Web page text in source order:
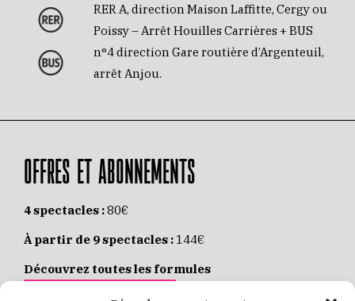
RER A, direction Maison Laffitte, Cergy ou
Poissy – Arrêt Houilles Carrières + BUS
n°4 direction Gare routière d’Argenteuil,
arrêt Anjou.
OFFRES ET ABONNEMENTS
4 spectacles :80€
À partir de 9 spectacles : 144€
Découvrez toutes les formules